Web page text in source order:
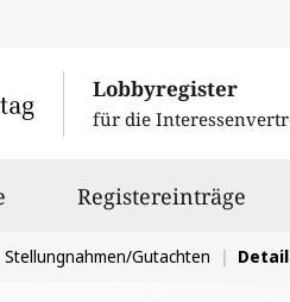
Lobbyregister
für die
Registereinträge
Stellungnahmen/Gutachten